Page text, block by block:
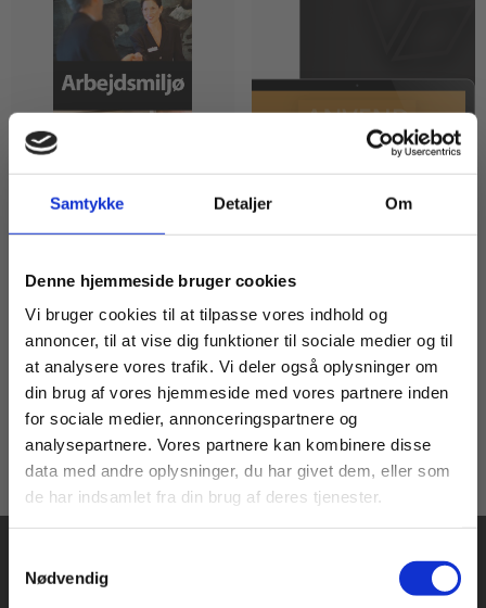
Samtykke Detaljer Om
Denne hjemmeside bruger cookies
Vi bruger cookies til at tilpasse vores indhold og
annoncer, til at vise dig funktioner til sociale medier og til
at analysere vores trafik. Vi deler også oplysninger om
din brug af vores hjemmeside med vores partnere inden
for sociale medier, annonceringspartnere og
analysepartnere. Vores partnere kan kombinere disse
data med andre oplysninger, du har givet dem, eller som
de har indsamlet fra din brug af deres tjenester.
Nødvendig
Hotel- og Restauranterhvervets
Fra
185,00 KR.
Pris
50,00 KR.
Køb læremidler og find masterclasses mm.
Fortsæt som:
For privatkunder og
studerende. Du får
vist priser inkl.
For institutioner og
virksomheder. Du
får vist priser ekskl.